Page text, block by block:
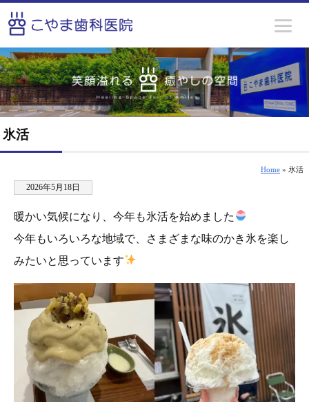
氷活
Home » 氷活
2026年5月18日
暖かい気候になり、今年も氷活を始めました
今年もいろいろな地域で、さまざまな味のかき氷を楽し
みたいと思っています